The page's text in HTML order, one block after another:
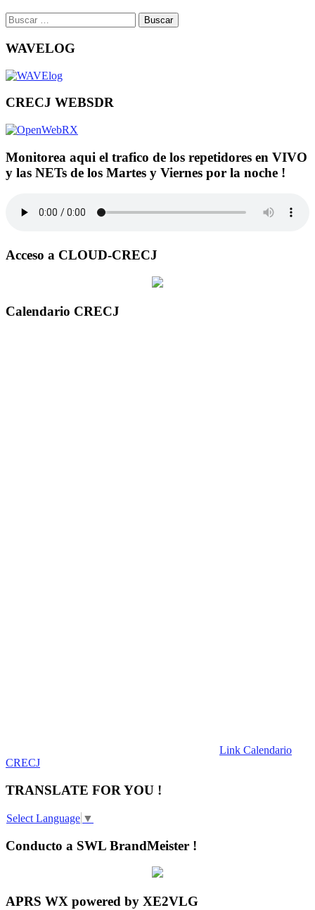
Buscar:
WAVELOG
CRECJ WEBSDR
Monitorea aqui el trafico de los repetidores en VIVO
y las NETs de los Martes y Viernes por la noche !
Acceso a CLOUD-CRECJ
Calendario CRECJ
Link Calendario
CRECJ
TRANSLATE FOR YOU !
Select Language ▼
Conducto a SWL BrandMeister !
APRS WX powered by XE2VLG